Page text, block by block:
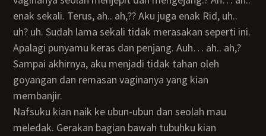
enak sekali. Terus, ah.. ah,?? Aku juga enak Rid, uh..
uh? uh. Sudah lama sekali tidak merasakan seperti ini.
Apalagi punyamu keras dan penjang. Auh… ah.. ah,?
Sampai akhirnya, aku menjadi tidak tahan oleh
goyangan dan remasan vaginanya yang kian
membanjir.
Nafsuku kian naik ke ubun-ubun dan seolah mau
meledak. Gerakan bagian bawah tubuhku kian